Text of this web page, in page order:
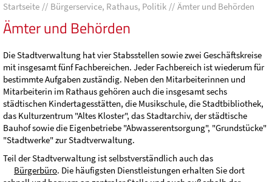
Startseite Bürgerservice, Rathaus, Politik Ämter und Behörden
Ämter und Behörden
Die Stadtverwaltung hat vier Stabsstellen sowie zwei Geschäftskreise
mit insgesamtfünf Fachbereichen. Jeder Fachbereich ist wiederum für
bestimmte Aufgaben zuständig. Neben den Mitarbeiterinnen und
Mitarbeiterin im Rathaus gehören auch die insgesamt sechs
städtischen Kindertagesstätten, die Musikschule, die Stadtbibliothek,
das Kulturzentrum "Altes Kloster", das Stadtarchiv, der städtische
Bauhof sowie die Eigenbetriebe "Abwasserentsorgung", "Grundstücke"
"Stadtwerke" zur Stadtverwaltung.
Teil der Stadtverwaltung ist selbstverständlich auch das
Bürgerbüro. Die häufigsten Dienstleistungen erhalten Sie dort